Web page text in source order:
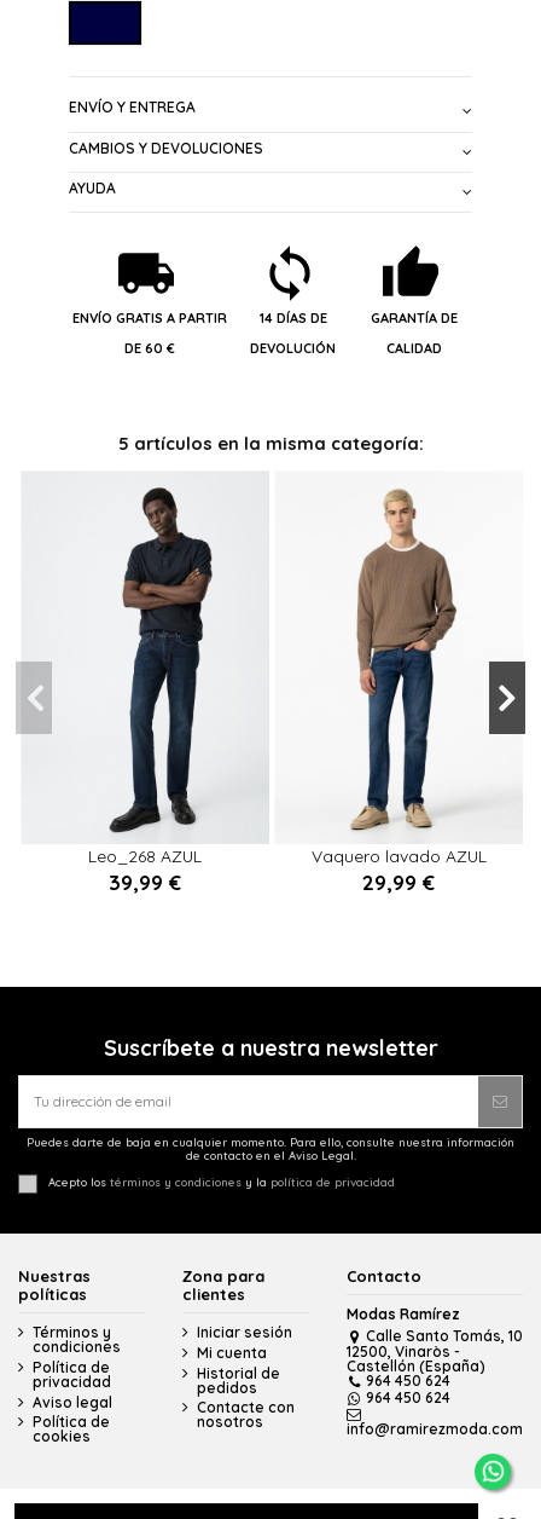
ENVÍO Y ENTREGA
CAMBIOS Y DEVOLUCIONES
AYUDA
ENVÍO GRATIS A PARTIR
DE 60 €
14 DÍAS DE
DEVOLUCIÓN
GARANTÍA DE
CALIDAD
5 artículos en la misma categoría:
Leo_268 AZUL
39,99 €
39
44 46
Vaquero lavado AZUL
29,99 €
38 40
44
48
Suscríbete a nuestra newsletter
Puedes darte de baja en cualquier momento. Para ello, consulte nuestra información
de contacto en el Aviso Legal.
Acepto los términos y condiciones y la política de privacidad
Nuestras
políticas
Términos y
condiciones
Política de
privacidad
Aviso legal
Política de
cookies
Zona para
clientes
Iniciar sesión
Mi cuenta
Historial de
pedidos
Contacte con
nosotros
Contacto
Modas Ramírez
Calle Santo Tomás, 10
12500, Vinaròs -
Castellón (España)
964 450 624
964 450 624
info@ramirezmoda.com
© Modas Ramírez - Todos los derechos reservados - Powered by